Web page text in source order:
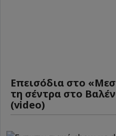
Επεισόδια στο
τη σέντρα στο
(video)